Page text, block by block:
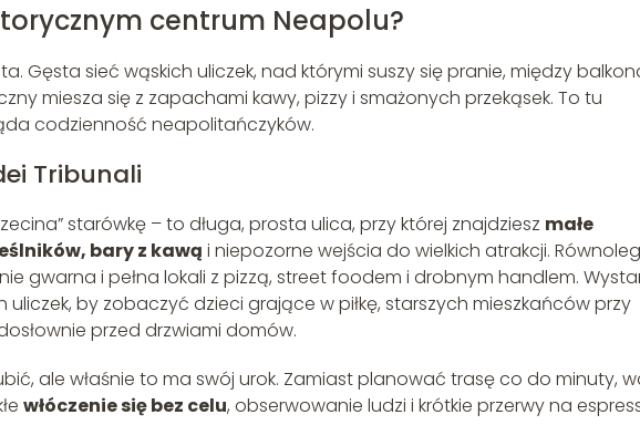
centrum Neapolu?
Gęsta sieć wąskich uliczek, nad którymi suszy się pranie, między
miesza się z zapachami kawy, pizzy i smażonych przekąsek. To tu
codzienność neapolitańczyków.
Tribunali
starówkę – to długa, prosta ulica, przy której znajdziesz małe
bary z kawą i niepozorne wejścia do wielkich atrakcji.
gwarna i pełna lokali z pizzą, street foodem i drobnym handlem.
by zobaczyć dzieci grające w piłkę, starszych mieszkańców przy
przed drzwiami domów.
ale właśnie to ma swój urok. Zamiast planować trasę co do minuty,
włóczenie się bez celu, obserwowanie ludzi i krótkie przerwy na